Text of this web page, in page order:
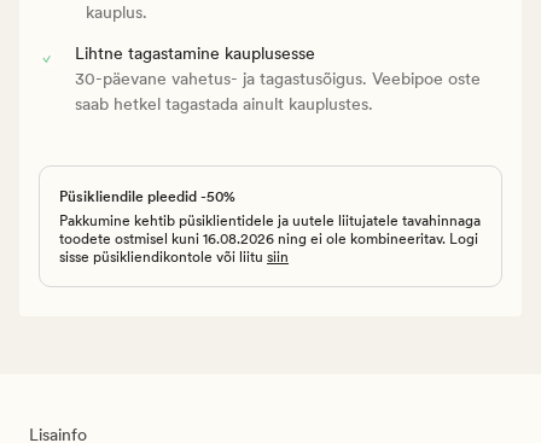
kauplus.
Lihtne tagastamine kauplusesse
30-päevane vahetus- ja tagastusõigus. Veebipoe oste
saab hetkel tagastada ainult kauplustes.
Püsikliendile pleedid -50%
Pakkumine kehtib püsiklientidele ja uutele liitujatele tavahinnaga
toodete ostmisel kuni 16.08.2026 ning ei ole kombineeritav. Logi
sisse püsikliendikontole või liitu siin
Lisainfo